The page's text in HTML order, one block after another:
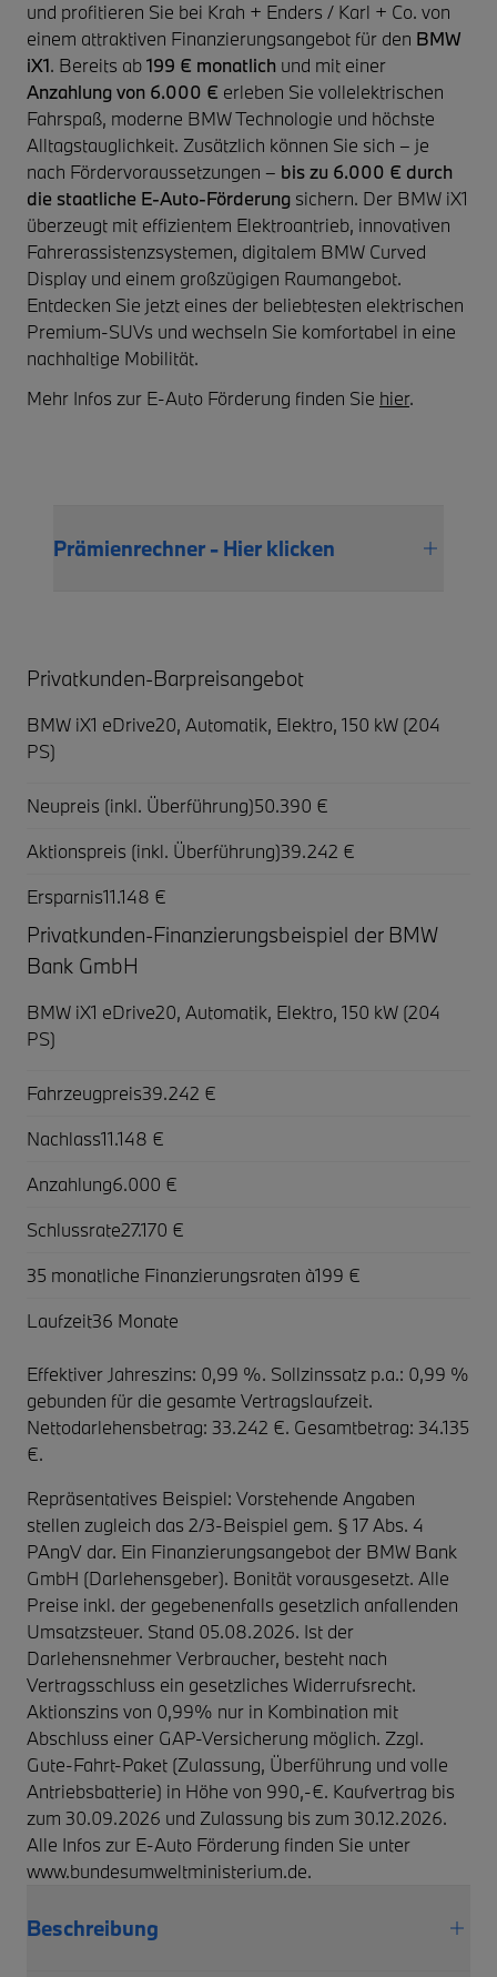
und profitieren Sie bei Krah + Enders / Karl + Co. von
einem attraktiven Finanzierungsangebot für den BMW
iX1. Bereits ab199 € monatlich und mit einer
Anzahlung von 6.000 € erleben Sie vollelektrischen
Fahrspaß, moderne BMW Technologie und höchste
Alltagstauglichkeit. Zusätzlich können Sie sich – je
nach Fördervoraussetzungen – bis zu 6.000 € durch
die staatliche E-Auto-Förderung sichern. Der BMW iX1
überzeugt mit effizientem Elektroantrieb, innovativen
Fahrerassistenzsystemen, digitalem BMW Curved
Display und einem großzügigen Raumangebot.
Entdecken Sie jetzt eines der beliebtesten elektrischen
Premium-SUVs und wechseln Sie komfortabel in eine
nachhaltige Mobilität.
Mehr Infos zur E-Auto Förderung finden Sie hier.
Prämienrechner - Hier klicken
Privatkunden-Barpreisangebot
BMW iX1 eDrive20, Automatik, Elektro, 150 kW (204
PS)
Neupreis (inkl. Überführung)50.390 €
Aktionspreis (inkl. Überführung)39.242 €
Ersparnis11.148 €
Privatkunden-Finanzierungsbeispiel der BMW
Bank GmbH
BMW iX1 eDrive20, Automatik, Elektro, 150 kW (204
PS)
Fahrzeugpreis39.242 €
Nachlass11.148 €
Anzahlung6.000 €
Schlussrate27.170 €
35 monatliche Finanzierungsraten à199 €
Laufzeit36 Monate
Effektiver Jahreszins: 0,99 %. Sollzinssatz p.a.: 0,99 %
gebunden für die gesamte Vertragslaufzeit.
Nettodarlehensbetrag: 33.242 €. Gesamtbetrag: 34.135
€.
Repräsentatives Beispiel: Vorstehende Angaben
stellen zugleich das 2/3-Beispiel gem. § 17 Abs. 4
PAngV dar. Ein Finanzierungsangebot der BMW Bank
GmbH (Darlehensgeber). Bonität vorausgesetzt. Alle
Preise inkl. der gegebenenfalls gesetzlich anfallenden
Umsatzsteuer. Stand 05.08.2026. Ist der
Darlehensnehmer Verbraucher, besteht nach
Vertragsschluss ein gesetzliches Widerrufsrecht.
Aktionszins von 0,99% nur in Kombination mit
Abschluss einer GAP-Versicherung möglich. Zzgl.
Gute-Fahrt-Paket (Zulassung, Überführung und volle
Antriebsbatterie) in Höhe von 990,-€. Kaufvertrag bis
zum 30.09.2026 und Zulassung bis zum 30.12.2026.
Alle Infos zur E-Auto Förderung finden Sie unter
www.bundesumweltministerium.de.
Beschreibung